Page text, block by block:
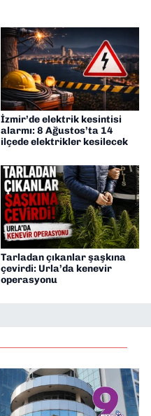
İzmir’de elektrik kesintisi
alarmı: 8 Ağustos’ta 14
ilçede elektrikler kesilecek
Tarladan çıkanlar şaşkına
çevirdi: Urla’da kenevir
operasyonu